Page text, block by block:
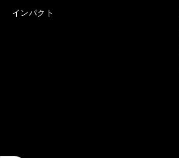
インパクト